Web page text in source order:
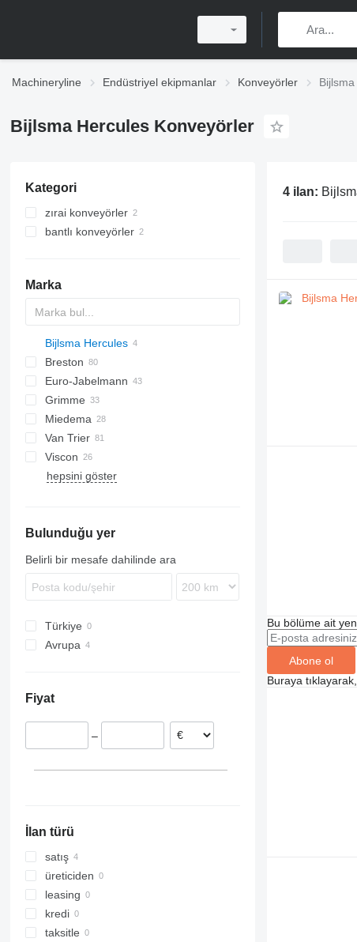
Machineryline Endüstriyel ekipmanlar Konveyörler
Bijlsma Hercules Konveyörler
Kategori
zırai konveyörler
bantlı konveyörler
Marka
BM
Bijlsma Hercules
Breston
Euro-Jabelmann
Grimme
SE
SL
Miedema
LBV
MC
SB
Van Trier
Viscon
W-series
hepsini göster
Bulunduğu yer
Belirli bir mesafe dahilinde ara
Türkiye
Avrupa
Fiyat
–
İlan türü
satış
üreticiden
leasing
kredi
taksitle
4 ilan:
Bu bölüme ait
Abone ol
Buraya tıklayarak,